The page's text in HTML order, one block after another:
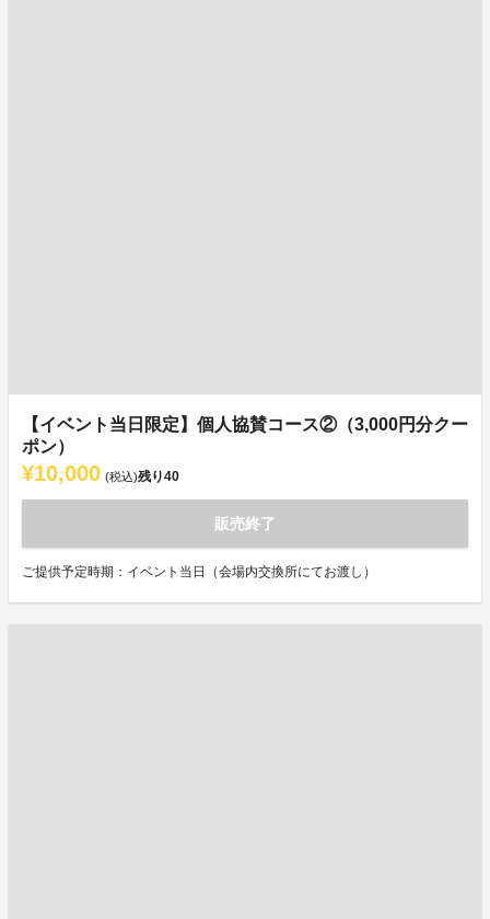
【イベント当日限定】個人協賛コース②（3,000円分クー
ポン）
¥10,000 (税込)残り40
販売終了
ご提供予定時期：イベント当日（会場内交換所にてお渡し）